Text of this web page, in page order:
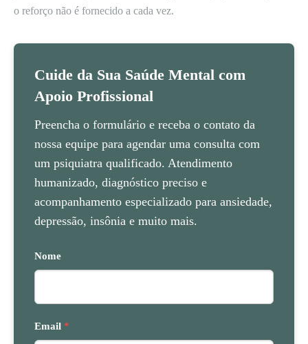
o reforço não é fornecido a cada vez.
Cuide da Sua Saúde Mental com
Apoio Profissional
Preencha o formulário e receba o contato da
nossa equipe para agendar uma consulta com
um psiquiatra qualificado. Atendimento
humanizado, diagnóstico preciso e
acompanhamento especializado para ansiedade,
depressão, insônia e muito mais.
Nome
Email *